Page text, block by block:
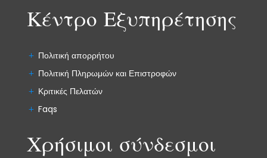
Κέντρο Εξυπηρέτησης
Πολιτική απορρήτου
Πολιτική Πληρωμών και Επιστροφών
Κριτικές Πελατών
Faqs
Χρήσιμοι σύνδεσμοι